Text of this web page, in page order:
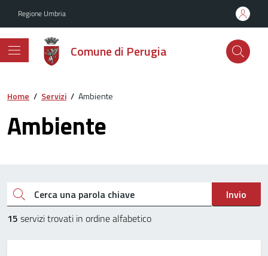
Regione Umbria
Comune di Perugia
Home / Servizi / Ambiente
Ambiente
Cerca una parola chiave
Invio
15 servizi trovati in ordine alfabetico